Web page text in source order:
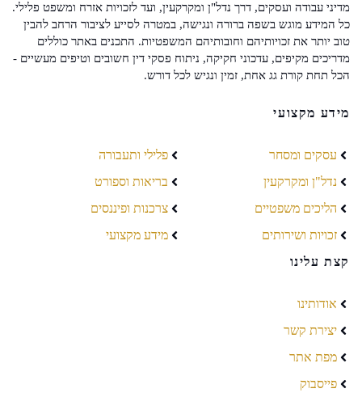
מדיני עבודה ועסקים, דרך נדל"ן ומקרקעין, ועד לזכויות אזרח ומשפט פלילי.
כל המידע מוגש בשפה ברורה ונגישה, במטרה לסייע לציבור הרחב להבין
טוב יותר את זכויותיהם וחובותיהם המשפטיות. התכנים באתר כוללים
מדריכים מקיפים, עדכוני חקיקה, ניתוח פסקי דין חשובים וטיפים מעשיים -
הכל תחת קורת גג אחת, זמין ונגיש לכל דורש.
מידע מקצועי
עסקים ומסחר
נדל"ן ומקרקעין
הליכים משפטיים
זכויות ושירותים
פלילי ותעבורה
בריאות וספורט
צרכנות ופיננסים
מידע מקצועי
קצת עלינו
אודותינו
יצירת קשר
מפת אתר
פייסבוק